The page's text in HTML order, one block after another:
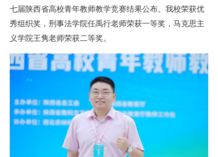
七届陕西省高校青年教师教学竞赛结果公布。我校荣获优
秀组织奖，刑事法学院任禹行老师荣获一等奖，马克思主
义学院王隽老师荣获二等奖。